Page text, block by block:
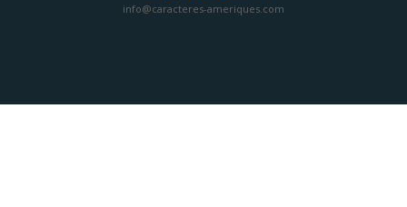
info@caracteres-ameriques.com